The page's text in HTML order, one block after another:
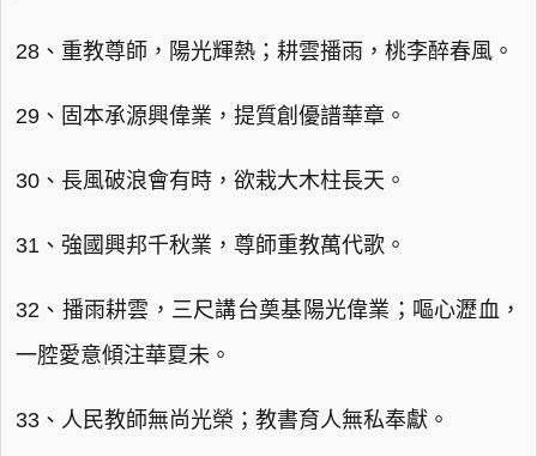
28、重教尊師，陽光輝熱；耕雲播雨，桃李醉春風。
29、固本承源興偉業，提質創優譜華章。
30、長風破浪會有時，欲栽大木柱長天。
31、強國興邦千秋業，尊師重教萬代歌。
32、播雨耕雲，三尺講台奠基陽光偉業；嘔心瀝血，
一腔愛意傾注華夏未。
33、人民教師無尚光榮；教書育人無私奉獻。